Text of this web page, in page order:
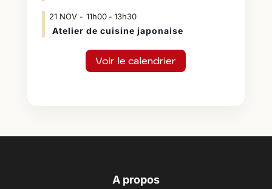
21 NOV 11h00- 13h30
Atelier de cuisine japonaise
Voir le calendrier
A propos